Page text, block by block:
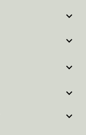




